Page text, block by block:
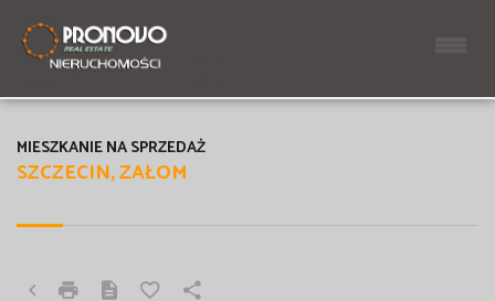
SZCZECIN, ZAŁOM
MIESZKANIE NA SPRZEDAŻ